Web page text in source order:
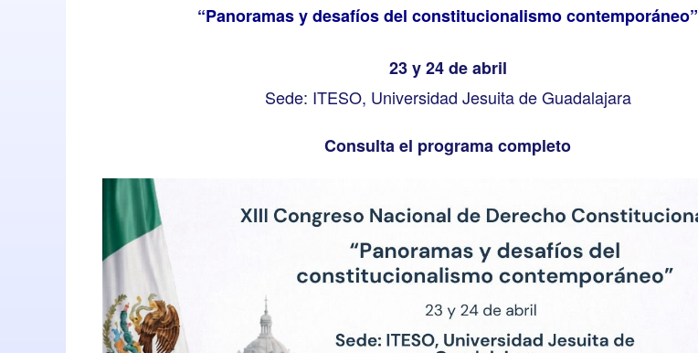
“Panoramas y desafíos del constitucionalismo contemporáneo”
23 y 24 de abril
Sede: ITESO, Universidad Jesuita de Guadalajara
Consulta el programa completo